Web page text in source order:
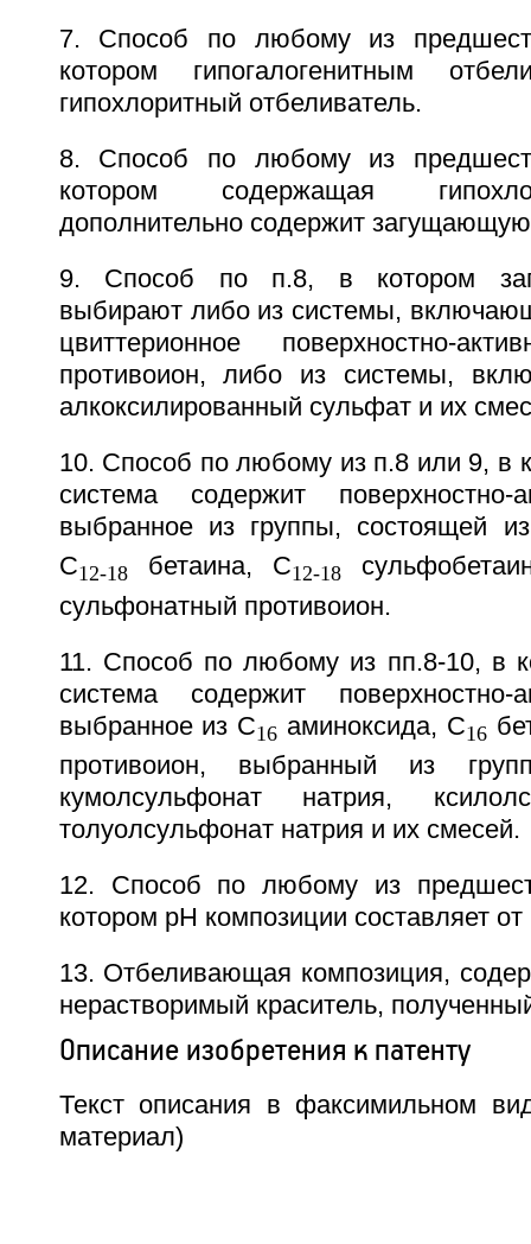
7. Способ по любому из
котором гипогалогенитным
гипохлоритный отбеливатель.
8. Способ по любому из
котором содержащая
дополнительно содержит загущающую
9. Способ по п.8, в котором
выбирают либо из системы,
цвиттерионное поверхностно-
противоион, либо из системы,
алкоксилированный сульфат и их
10. Способ по любому из п.8 или 9, в
система содержит поверхностно-
выбранное из группы, состоящей
С12-18 бетаина, С12-18
сульфонатный противоион.
11. Способ по любому из пп.8-10, в
система содержит поверхностно-
выбранное из C16 аминоксида, C16
противоион, выбранный из
кумолсульфонат натрия,
толуолсульфонат натрия и их смесей.
12. Способ по любому из
котором рН композиции составляет
13. Отбеливающая композиция,
нерастворимый краситель,
Описание изобретения к патенту
Текст описания в факсимильном
материал)